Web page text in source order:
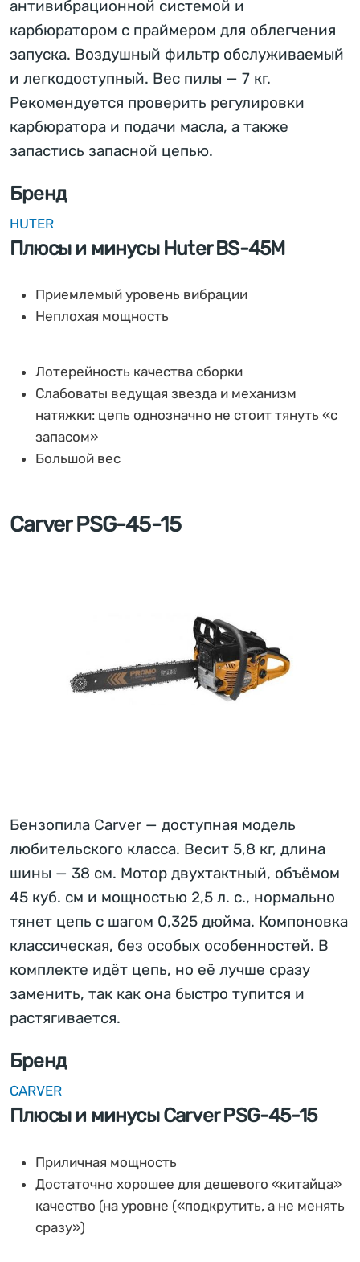
антивибрационной системой и
карбюратором с праймером для облегчения
запуска. Воздушный фильтр обслуживаемый
и легкодоступный. Вес пилы — 7 кг.
Рекомендуется проверить регулировки
карбюратора и подачи масла, а также
запастись запасной цепью.
Бренд
HUTER
Плюсы и минусы Huter BS-45M
Приемлемый уровень вибрации
Неплохая мощность
Лотерейность качества сборки
Слабоваты ведущая звезда и механизм
натяжки: цепь однозначно не стоит тянуть «с
запасом»
Большой вес
Carver PSG-45-15
Бензопила Carver — доступная модель
любительского класса. Весит 5,8 кг, длина
шины — 38 см. Мотор двухтактный, объёмом
45 куб. см и мощностью 2,5 л. с., нормально
тянет цепь с шагом 0,325 дюйма. Компоновка
классическая, без особых особенностей. В
комплекте идёт цепь, но её лучше сразу
заменить, так как она быстро тупится и
растягивается.
Бренд
CARVER
Плюсы и минусы Carver PSG-45-15
Приличная мощность
Достаточно хорошее для дешевого «китайца»
качество (на уровне («подкрутить, а не менять
сразу»)